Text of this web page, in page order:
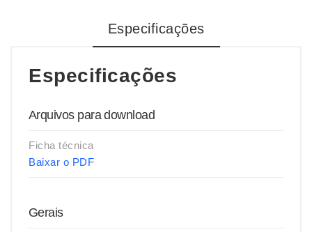
Especificações
Especificações
Arquivos para download
Ficha técnica
Baixar o PDF
Gerais